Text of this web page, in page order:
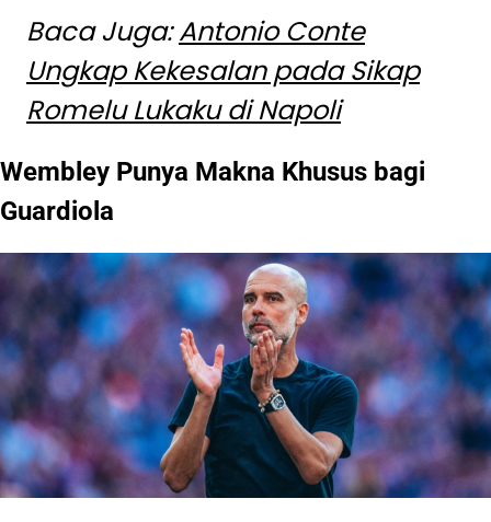
Baca Juga:Antonio Conte
Ungkap Kekesalan pada Sikap
Romelu Lukaku di Napoli
Wembley Punya Makna Khusus bagi
Guardiola